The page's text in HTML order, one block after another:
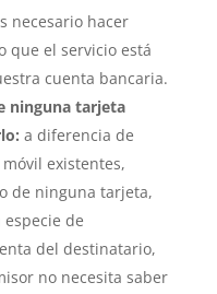
necesario hacer
que el servicio está
cuenta bancaria.
ninguna tarjeta
a diferencia de
existentes,
de ninguna tarjeta,
de
del destinatario,
no necesita saber